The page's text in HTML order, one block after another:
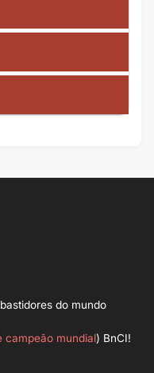
do mundo
campeão mundial) BnCI!